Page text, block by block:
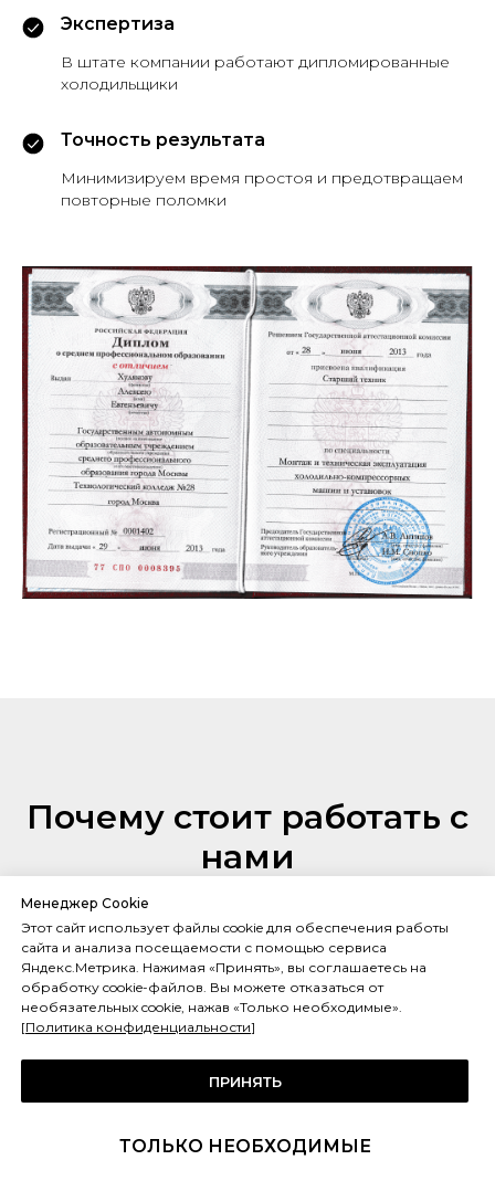
Экспертиза
В штате компании работают дипломированные
холодильщики
Точность результата
Минимизируем время простоя и предотвращаем
повторные поломки
Почему стоит работать с
нами
Качественные комплектующие
Мы предлагаем клиентам продукцию высокого качества ведущих
Европейских брендов. Произведем доставку, монтаж и настройку
эксплуатации оборудования.
Менеджер Cookie
Этот сайт использует файлы cookie для обеспечения работы
сайта и анализа посещаемости с помощью сервиса
Яндекс.Метрика. Нажимая «Принять», вы соглашаетесь на
обработку cookie-файлов. Вы можете отказаться от
необязательных cookie, нажав «Только необходимые».
[Политика конфиденциальности]
ПРИНЯТЬ
ТОЛЬКО НЕОБХОДИМЫЕ